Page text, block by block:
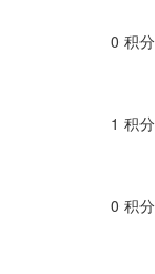
0 积分
1 积分
0 积分